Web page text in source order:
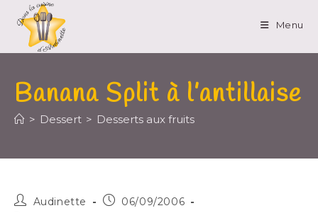
Menu
Banana Split à l’antillaise
> Dessert > Desserts aux fruits
Audinette
06/09/2006